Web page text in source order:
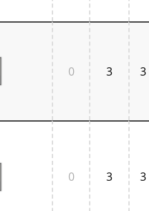
0 3 3
0 3 3